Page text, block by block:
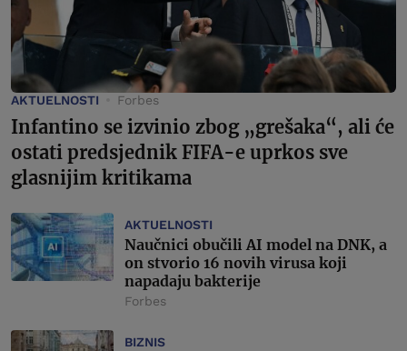
AKTUELNOSTI Forbes
Infantino se izvinio zbog „grešaka“, ali će
ostati predsjednik FIFA-e uprkos sve
glasnijim kritikama
AKTUELNOSTI
Naučnici obučili AI model na DNK, a
on stvorio 16 novih virusa koji
napadaju bakterije
Forbes
BIZNIS